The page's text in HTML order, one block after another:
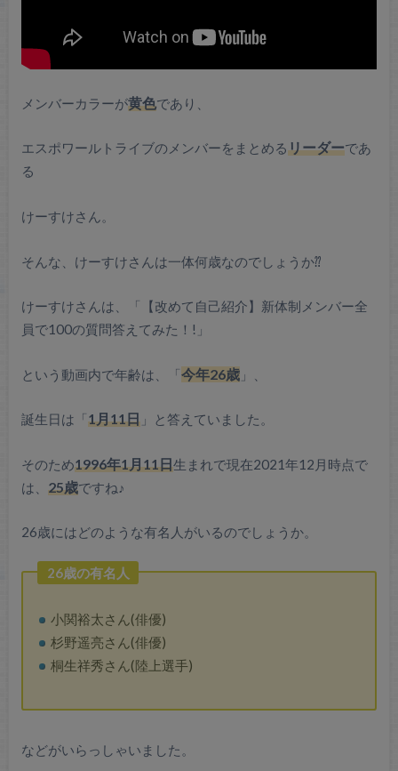
メンバーカラーが黄色であり、
エスポワールトライブのメンバーをまとめるリーダーであ
る
けーすけさん。
そんな、けーすけさんは一体何歳なのでしょうか⁇
けーすけさんは、「【改めて自己紹介】新体制メンバー全
員で100の質問答えてみた！!」
という動画内で年齢は、「今年26歳」、
誕生日は「1月11日」と答えていました。
そのため1996年1月11日生まれで現在2021年12月時点で
は、 25歳ですね♪
26歳にはどのような有名人がいるのでしょうか。
26歳の有名人
小関裕太さん(俳優)
杉野遥亮さん(俳優)
桐生祥秀さん(陸上選手)
などがいらっしゃいました。